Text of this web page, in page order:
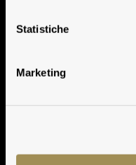
Statistiche
Marketing